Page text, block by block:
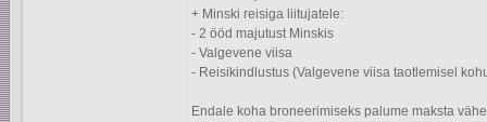
+ Minski reisiga liitujatele:
- 2 ööd majutust Minskis
- Valgevene viisa
- Reisikindlustus (Valgevene viisa taotlemisel
Endale koha broneerimiseks palume maksta